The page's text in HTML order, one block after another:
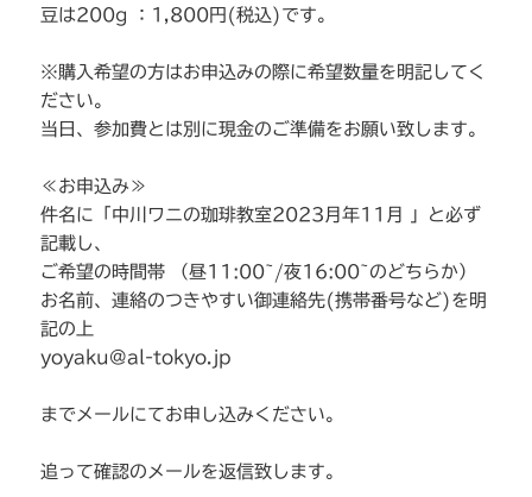
豆は200g ：1,800円(税込)です。
※購入希望の方はお申込みの際に希望数量を明記してく
ださい。
当日、参加費とは別に現金のご準備をお願い致します。
≪お申込み≫
件名に「中川ワニの珈琲教室2023月年11月 」と必ず
記載し、
ご希望の時間帯 （昼11:00~/夜16:00~のどちらか）
お名前、連絡のつきやすい御連絡先(携帯番号など)を明
記の上
yoyaku@al-tokyo.jp
までメールにてお申し込みください。
追って確認のメールを返信致します。